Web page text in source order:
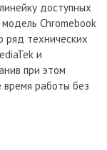
доступных
Chromebook
ряд технических
и
при этом
работы без